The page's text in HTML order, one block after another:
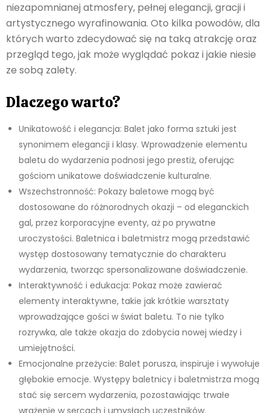
niezapomnianej atmosfery, pełnej elegancji, gracji i
artystycznego wyrafinowania. Oto kilka powodów, dla
których warto zdecydować się na taką atrakcję oraz
przegląd tego, jak może wyglądać pokaz i jakie niesie
ze sobą zalety.
Dlaczego warto?
Unikatowość i elegancja: Balet jako forma sztuki jest
synonimem elegancji i klasy. Wprowadzenie elementu
baletu do wydarzenia podnosi jego prestiż, oferując
gościom unikatowe doświadczenie kulturalne.
Wszechstronność: Pokazy baletowe mogą być
dostosowane do różnorodnych okazji – od eleganckich
gal, przez korporacyjne eventy, aż po prywatne
uroczystości. Baletnica i baletmistrz mogą przedstawić
występ dostosowany tematycznie do charakteru
wydarzenia, tworząc spersonalizowane doświadczenie.
Interaktywność i edukacja: Pokaz może zawierać
elementy interaktywne, takie jak krótkie warsztaty
wprowadzające gości w świat baletu. To nie tylko
rozrywka, ale także okazja do zdobycia nowej wiedzy i
umiejętności.
Emocjonalne przeżycie: Balet porusza, inspiruje i wywołuje
głębokie emocje. Występy baletnicy i baletmistrza mogą
stać się sercem wydarzenia, pozostawiając trwałe